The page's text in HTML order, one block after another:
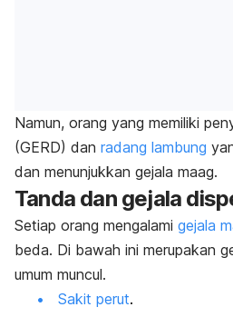
Namun, orang yang memiliki
(GERD) dan radang lambung
dan menunjukkan gejala maag.
Tanda dan gejala
Setiap orang mengalami gejala
beda. Di bawah ini merupakan
umum muncul.
Sakit perut.